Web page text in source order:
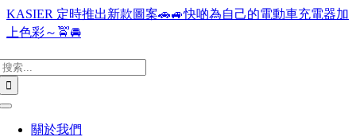
Skip
to
content
KASIER 定時推出新款圖案🚗🚙快啲為自己的電動車充電器加
上色彩～🚖🚘
Toggle
Navigation關於我們